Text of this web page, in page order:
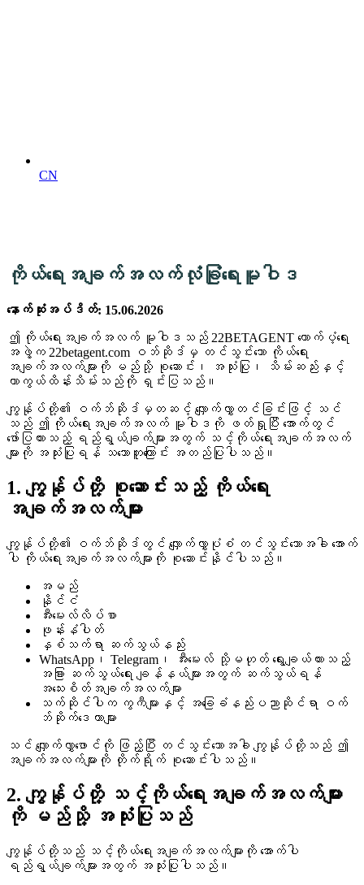
CN
ကိုယ်ရေးအချက်အလက်လုံခြုံရေးမူဝါဒ
နောက်ဆုံးအပ်ဒိတ်: 15.06.2026
ဤ ကိုယ်ရေးအချက်အလက် မူဝါဒသည် 22BETAGENT ထောက်ပံ့ရေး
အဖွဲ့က 22betagent.com ဝဘ်ဆိုဒ်မှ တင်သွင်းသော ကိုယ်ရေး
အချက်အလက်များကို မည်သို့ စုဆောင်း၊ အသုံးပြု၊ သိမ်းဆည်းနှင့်
ကာကွယ်ထိန်းသိမ်းသည်ကို ရှင်းပြသည်။
ကျွန်ုပ်တို့၏ ဝက်ဘ်ဆိုဒ်မှတဆင့် လျှောက်လွှာတင်ခြင်းဖြင့် သင်
သည် ဤ ကိုယ်ရေးအချက်အလက် မူဝါဒကို ဖတ်ရှုပြီး အောက်တွင်
ဖော်ပြထားသည့် ရည်ရွယ်ချက်များအတွက် သင့်ကိုယ်ရေးအချက်အလက်
များကို အသုံးပြုရန် သဘောတူကြောင်း အတည်ပြုပါသည်။
1. ကျွန်ုပ်တို့ စုဆောင်းသည့် ကိုယ်ရေး
အချက်အလက်များ
ကျွန်ုပ်တို့၏ ဝက်ဘ်ဆိုဒ်တွင် လျှောက်လွှာပုံစံ တင်သွင်းသောအခါ အောက်
ပါ ကိုယ်ရေးအချက်အလက်များကို စုဆောင်းနိုင်ပါသည်။
အမည်
နိုင်ငံ
အီးမေးလ်လိပ်စာ
ဖုန်းနံပါတ်
နှစ်သက်ရာ ဆက်သွယ်နည်း
WhatsApp၊ Telegram၊ အီးမေးလ် သို့မဟုတ် ရွေးချယ်ထားသည့်
အခြား ဆက်သွယ်ရေး ချန်နယ်များအတွက် ဆက်သွယ်ရန်
အသေးစိတ်အချက်အလက်များ
သက်ဆိုင်ပါက ကွကီများနှင့် အခြေခံနည်းပညာဆိုင်ရာ ဝက်
ဘ်ဆိုက်ဒေတာများ
သင် လျှောက်လွှာဖောင်ကို ဖြည့်ပြီး တင်သွင်းသောအခါ ကျွန်ုပ်တို့သည် ဤ
အချက်အလက်များကို တိုက်ရိုက် စုဆောင်းပါသည်။
2. ကျွန်ုပ်တို့ သင့်ကိုယ်ရေးအချက်အလက်များ
ကို မည်သို့ အသုံးပြုသည်
ကျွန်ုပ်တို့သည် သင့်ကိုယ်ရေးအချက်အလက်များကို အောက်ပါ
ရည်ရွယ်ချက်များအတွက် အသုံးပြုပါသည်။